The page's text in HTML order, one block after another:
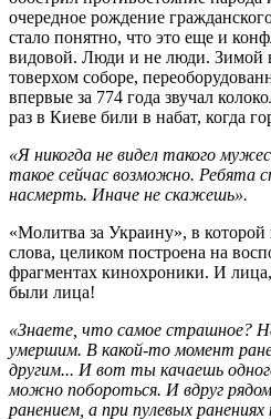
очередное рождение
стало понятно, что это еще и
видовой. Лю­­ди и не люди. Зимой
товерхом соборе,
впервые за 774 года звучал
раз в Киеве били в набат, когда
«Я никогда не видел такого
такое сейчас возможно. Ребята
насмерть. Иначе не скажешь».
«Молитва за Украину», в которой
слова, целиком построена на
фрагментах кинохроники. И
были лица!
«Знаете, что самое страшное?
умершим. В какой-то момент
другим... И вот ты качаешь
можно побороться. И вдруг
ранением, а при пулевых